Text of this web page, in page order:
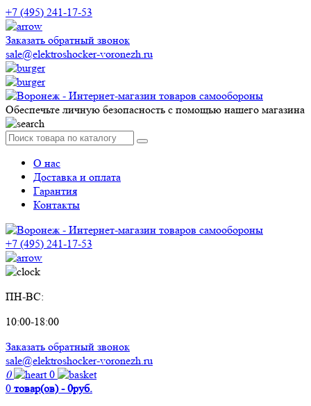
+7 (495) 241-17-53
Заказать обратный звонок
sale@elektroshocker-voronezh.ru
Обеспечьте личную безопасность с помощью нашего магазина
О нас
Доставка и оплата
Гарантия
Контакты
+7 (495) 241-17-53
ПН-ВС:
10:00-18:00
Заказать обратный звонок
sale@elektroshocker-voronezh.ru
0
0
0 товар(ов) - 0руб.